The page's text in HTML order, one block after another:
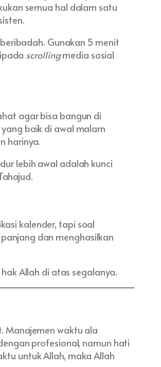
semua hal dalam satu
Gunakan 5 menit
scrollingmedia sosial
baik di awal malam
harinya.
lebih awal adalah kunci
kalender, tapi soal
dan menghasilkan
Allah di atas segalanya.
Manajemen waktu ala
profesional, namun hati
untuk Allah, maka Allah